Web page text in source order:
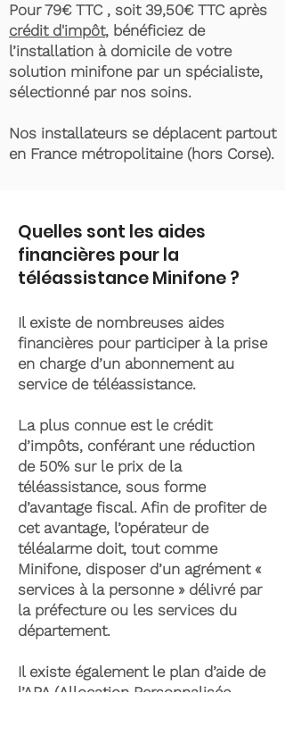
Pour 79€ TTC , soit 39,50€ TTC après
crédit d'impôt, bénéficiez de
l’installation à domicile de votre
solution minifone par un spécialiste,
sélectionné par nos soins.
Nos installateurs se déplacent partout
en France métropolitaine (hors Corse).
Quelles sont les aides
financières pour la
téléassistance Minifone ?
Il existe de nombreuses aides
financières pour participer à la prise
en charge d’un abonnement au
service de téléassistance.
La plus connue est le crédit
d’impôts, conférant une réduction
de 50% sur le prix de la
téléassistance, sous forme
d’avantage fiscal. Afin de profiter de
cet avantage, l’opérateur de
téléalarme doit, tout comme
Minifone, disposer d’un agrément «
services à la personne » délivré par
la préfecture ou les services du
département.
Il existe également le plan d’aide de
l’APA (Allocation Personnalisée